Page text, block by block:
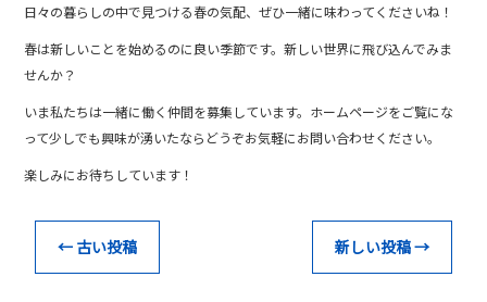
日々の暮らしの中で見つける春の気配、ぜひ一緒に味わってくださいね！
春は新しいことを始めるのに良い季節です。新しい世界に飛び込んでみま
せんか？
いま私たちは一緒に働く仲間を募集しています。ホームページをご覧にな
って少しでも興味が湧いたならどうぞお気軽にお問い合わせください。
楽しみにお待ちしています！
← 古い投稿 新しい投稿→